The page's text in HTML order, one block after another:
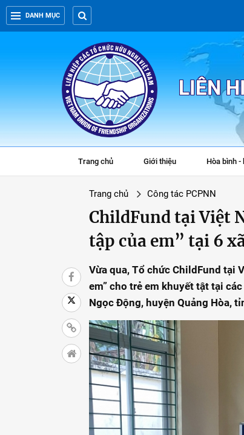
DANH MỤC
LIÊN
Trang chủ Giới thiệu Hòa bình -
Trang chủ Công tác PCPNN
ChildFund tại Việt
tập của em” tại 6
Vừa qua, Tổ chức ChildFund tại
em” cho trẻ em khuyết tật tại
Ngọc Động, huyện Quảng Hòa,